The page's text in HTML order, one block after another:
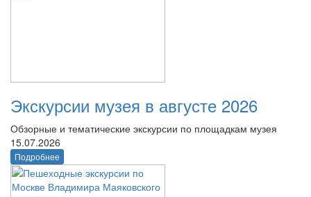
Экскурсии музея в августе 2026
Обзорные и тематические экскурсии по площадкам музея
15.07.2026
Подробнее